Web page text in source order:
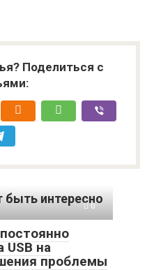
Поделиться с
интересно
0
USB на
проблемы